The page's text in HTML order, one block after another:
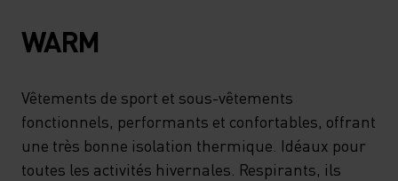
WARM
Vêtements de sport et sous-vêtements
fonctionnels, performants et confortables, offrant
une très bonne isolation thermique. Idéaux pour
toutes les activités hivernales. Respirants, ils